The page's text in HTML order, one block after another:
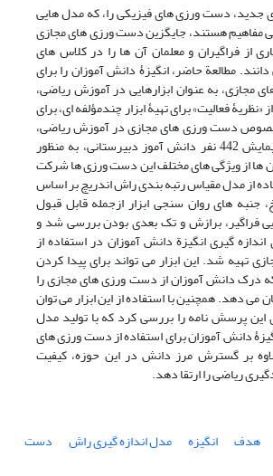
جدید، دست ورزی های فیزیکی را، که مدل هایی
مفاهیم هستند، جایگزین دست ورزی های مجازی
از فراگیران و معلمان آن ها را در کلاس های
مطالعة حاضر، انگیزۀ دانش آموزان را برای
مجازی، به عنوان ابزارهایی در آموزش ریاضی،
فعالیت» برای تهیۀ ابزار چندمؤلفه ای، برای
خصوص دست ورزی های مجازی در آموزش ریاضی،
استفاده شد. در پیمایش 442 نفر دانش آموز دبیرستانی، به منظور
ها از ویژگی های مختلف این دست ورزی ها شرکت
از مدل مقیاس رتبه بندی راش اندریچ بر اساس
های روان سنجی ابزار ازجمله قابل قبول
فراگیر، برازش و تک بعدی بودن بررسی شد و
اندازه گیری انگیزة دانش آموزان در استفاده از
تهیه شد. این ابزار می تواند برای پیدا کردن
درک دانش آموزان از دست ورزی های مجازی را
دهد. همچنین با استفاده از این ابزار می توان
این پرسش نامه را بررسی کرد که با تولید مدل
دانش آموزان برای استفاده از دست ورزی های
بر گسترش مرز دانش در این حوزه، کیفیت
ریاضی را ارتقا دهد.
هدف انگیزه مدل اندازه گیری راش دست